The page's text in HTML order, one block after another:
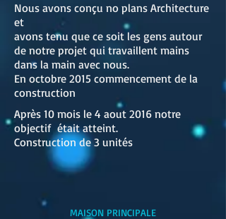
Nous avons conçu no plans Architecture
et
avons tenu que ce soit les gens autour
de notre projet qui travaillent mains
dans la main avec nous.
En octobre 2015 commencement de la
construction
Après 10 mois le 4 aout 2016 notre
objectif était atteint.
Construction de 3 unités
MAISON PRINCIPALE